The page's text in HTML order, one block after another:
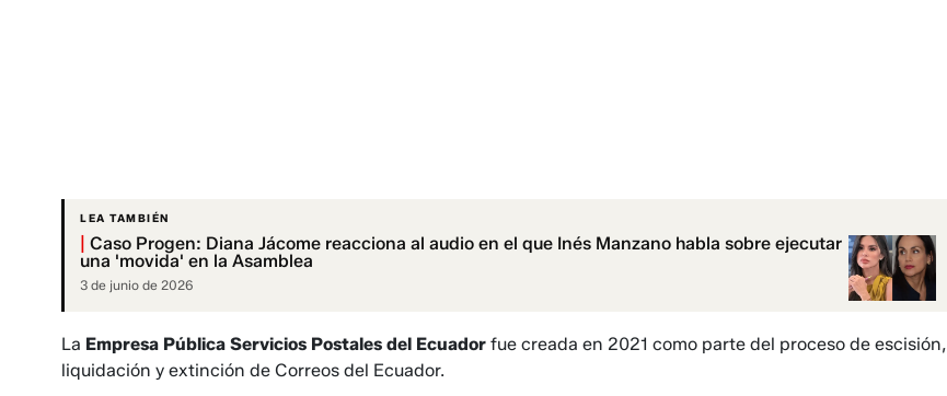
LEA TAMBIÉN
Caso Progen: Diana Jácome reacciona al audio en el que Inés Manzano habla sobre ejecutar
una 'movida' en la Asamblea
3 de junio de 2026
La Empresa Pública Servicios Postales del Ecuador fue creada en 2021 como parte del proceso de escisión,
liquidación y extinción de Correos del Ecuador.